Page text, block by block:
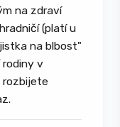
na zdraví
(platí u
na blbost"
v
rozbijete